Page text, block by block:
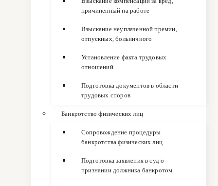
причиненный на работе
Взыскание неуплаченной премии,
отпускных, больничного
Установление факта трудовых
отношений
Подготовка документов в области
трудовых споров
Банкротство физических лиц
Сопровождение процедуры
банкротства физических лиц
Подготовка заявления в суд о
признании должника банкротом